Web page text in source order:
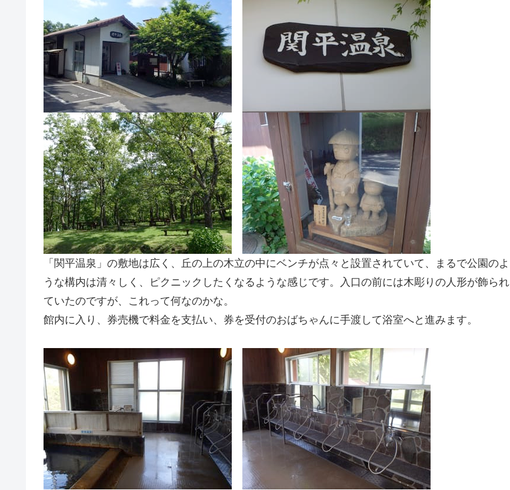
「関平温泉」の敷地は広く、丘の上の木立の中にベンチが点々と設置されていて、まるで公園のよ
うな構内は清々しく、ピクニックしたくなるような感じです。入口の前には木彫りの人形が飾られ
ていたのですが、これって何なのかな。
館内に入り、券売機で料金を支払い、券を受付のおばちゃんに手渡して浴室へと進みます。